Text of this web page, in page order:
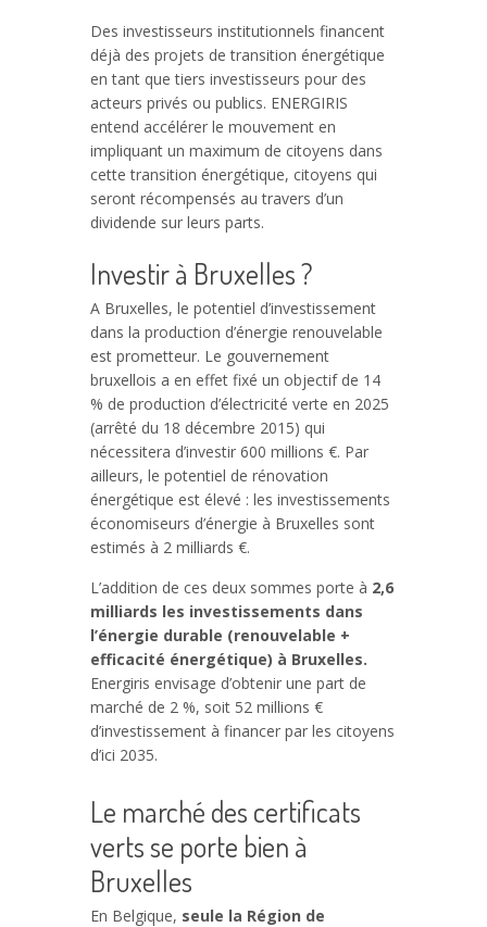
Des investisseurs institutionnels financent
déjà des projets de transition énergétique
en tant que tiers investisseurs pour des
acteurs privés ou publics. ENERGIRIS
entend accélérer le mouvement en
impliquant un maximum de citoyens dans
cette transition énergétique, citoyens qui
seront récompensés au travers d’un
dividende sur leurs parts.
Investir à Bruxelles ?
A Bruxelles, le potentiel d’investissement
dans la production d’énergie renouvelable
est prometteur. Le gouvernement
bruxellois a en effet fixé un objectif de 14
% de production d’électricité verte en 2025
(arrêté du 18 décembre 2015) qui
nécessitera d’investir 600 millions €. Par
ailleurs, le potentiel de rénovation
énergétique est élevé : les investissements
économiseurs d’énergie à Bruxelles sont
estimés à 2 milliards €.
L’addition de ces deux sommes porte à 2,6
milliards les investissements dans
l’énergie durable (renouvelable +
efficacité énergétique) à Bruxelles.
Energiris envisage d’obtenir une part de
marché de 2 %, soit 52 millions €
d’investissement à financer par les citoyens
d’ici 2035.
Le marché des certificats
verts se porte bien à
Bruxelles
En Belgique, seule la Région de